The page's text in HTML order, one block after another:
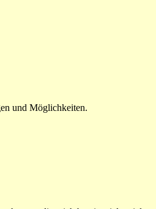
und Möglichkeiten.